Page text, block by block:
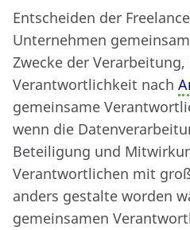
Entscheiden der
Unternehmen
Zwecke der
Verantwortlichkeit nach
gemeinsame
wenn die
Beteiligung und
Verantwortlichen mit
anders gestalte worden
gemeinsamen